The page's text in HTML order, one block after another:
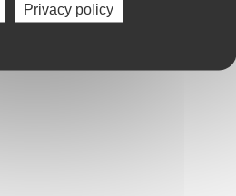
Privacy policy